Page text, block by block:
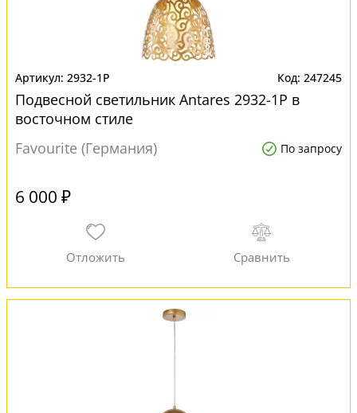
2932-1P 247245
Подвесной светильник Antares 2932-1P в
восточном стиле
Favourite (Германия)
По запросу
6 000 ₽